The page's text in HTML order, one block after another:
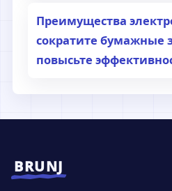
Преимущества
сократите бумажные
повысьте
BRUNJ